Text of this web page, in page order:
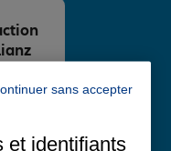
sur 5
sans accepter
et identifiants